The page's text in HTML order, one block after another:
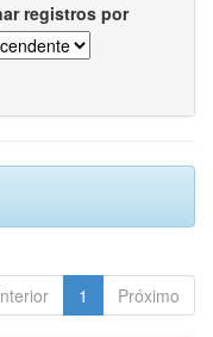
registros por
1 Próximo